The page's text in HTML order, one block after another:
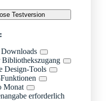
Testversion
Design-Tools
Monat
erforderlich